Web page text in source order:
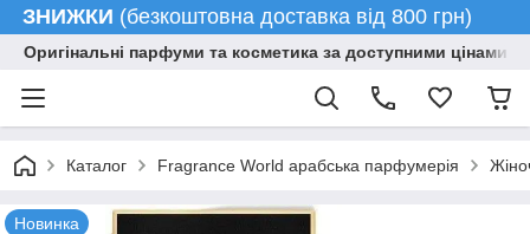
ЗНИЖКИ (безкоштовна доставка від 800 грн)
Оригінальні парфуми та косметика за доступними цінами
Каталог Fragrance World арабська парфумерія
Новинка